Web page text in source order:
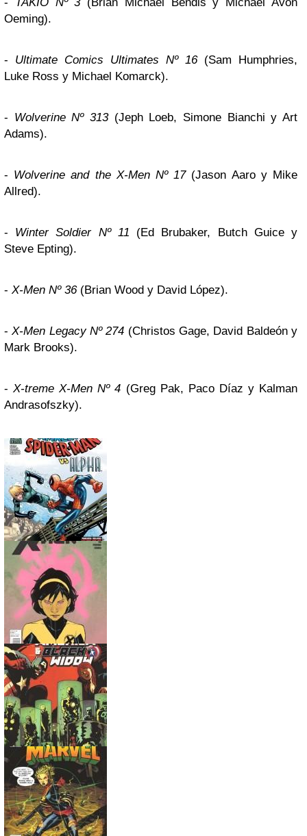
Oeming).
- Ultimate Comics Ultimates Nº 16(Sam Humphries,
Luke Ross y Michael Komarck).
- Wolverine Nº 313(Jeph Loeb, Simone Bianchi y Art
Adams).
- Wolverine and the X-Men Nº 17(Jason Aaro y Mike
Allred).
- Winter Soldier Nº 11 (Ed Brubaker, Butch Guice y
Steve Epting).
- X-Men Nº 36(Brian Wood y David López).
-X-Men Legacy Nº 274 (Christos Gage, David Baldeón y
Mark Brooks).
-X-treme X-Men Nº 4 (Greg Pak, Paco Díaz y Kalman
Andrasofszky).